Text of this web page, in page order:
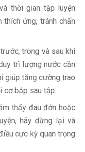
thời gian tập luyện
ứng, tránh chấn
trong và sau khi
trì lượng nước cần
giúp tăng cường trao
cơ bắp sau tập.
thấy đau đớn hoặc
hãy dừng lại và
cực kỳ quan trọng